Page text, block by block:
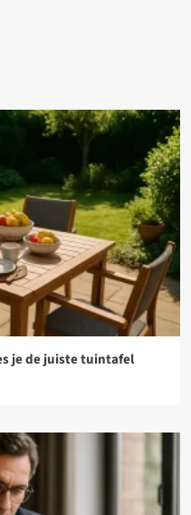
je de juiste tuintafel